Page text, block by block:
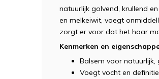
natuurlijk golvend, krullend
en melkeiwit, voegt
zorgt er voor dat het haar
Kenmerken en
Balsem voor
Voegt vocht en